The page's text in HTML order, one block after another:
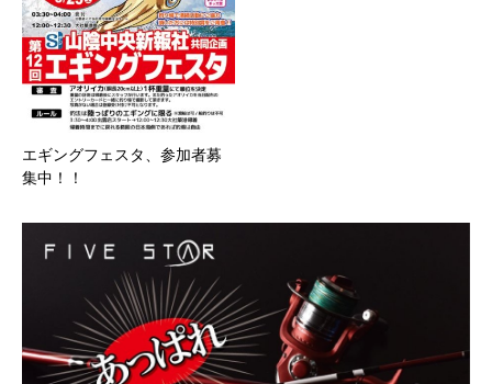
エギングフェスタ、参加者募
集中！！